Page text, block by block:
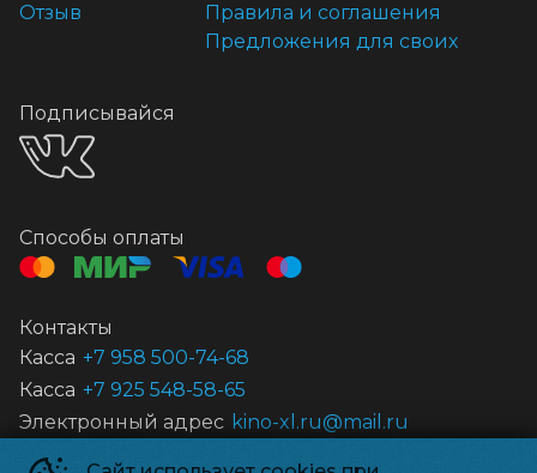
Отзыв
Правила и соглашения
Предложения для своих
Подписывайся
Способы оплаты
Контакты
Касса +7 958 500-74-68
Касса +7 925 548-58-65
Электронный адрес kino-xl.ru@mail.ru